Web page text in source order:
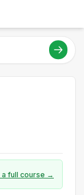
a full course →